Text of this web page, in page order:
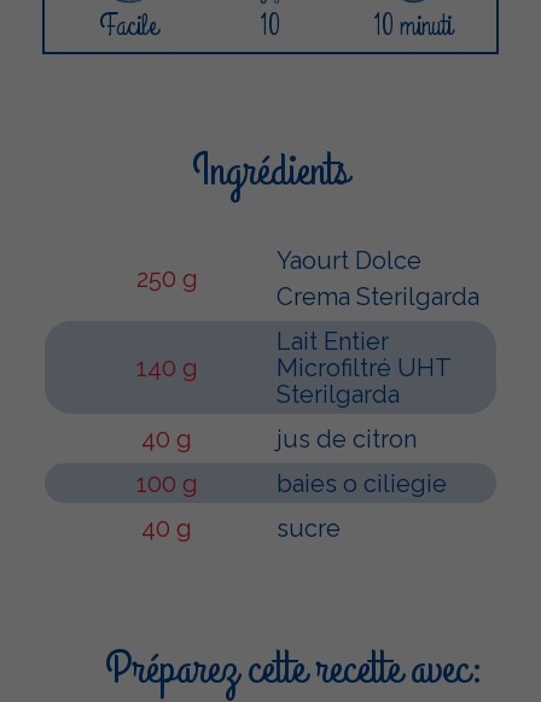
Facile 10 10 minuti
Ingrédients
250 g
Yaourt Dolce
Crema Sterilgarda
140 g
Lait Entier
Microfiltré UHT
Sterilgarda
40 g
jus de citron
100 g
baies o ciliegie
40 g
sucre
Préparez cette recette avec: